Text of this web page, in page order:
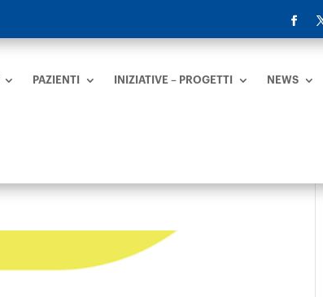
PAZIENTI INIZIATIVE – PROGETTI NEWS